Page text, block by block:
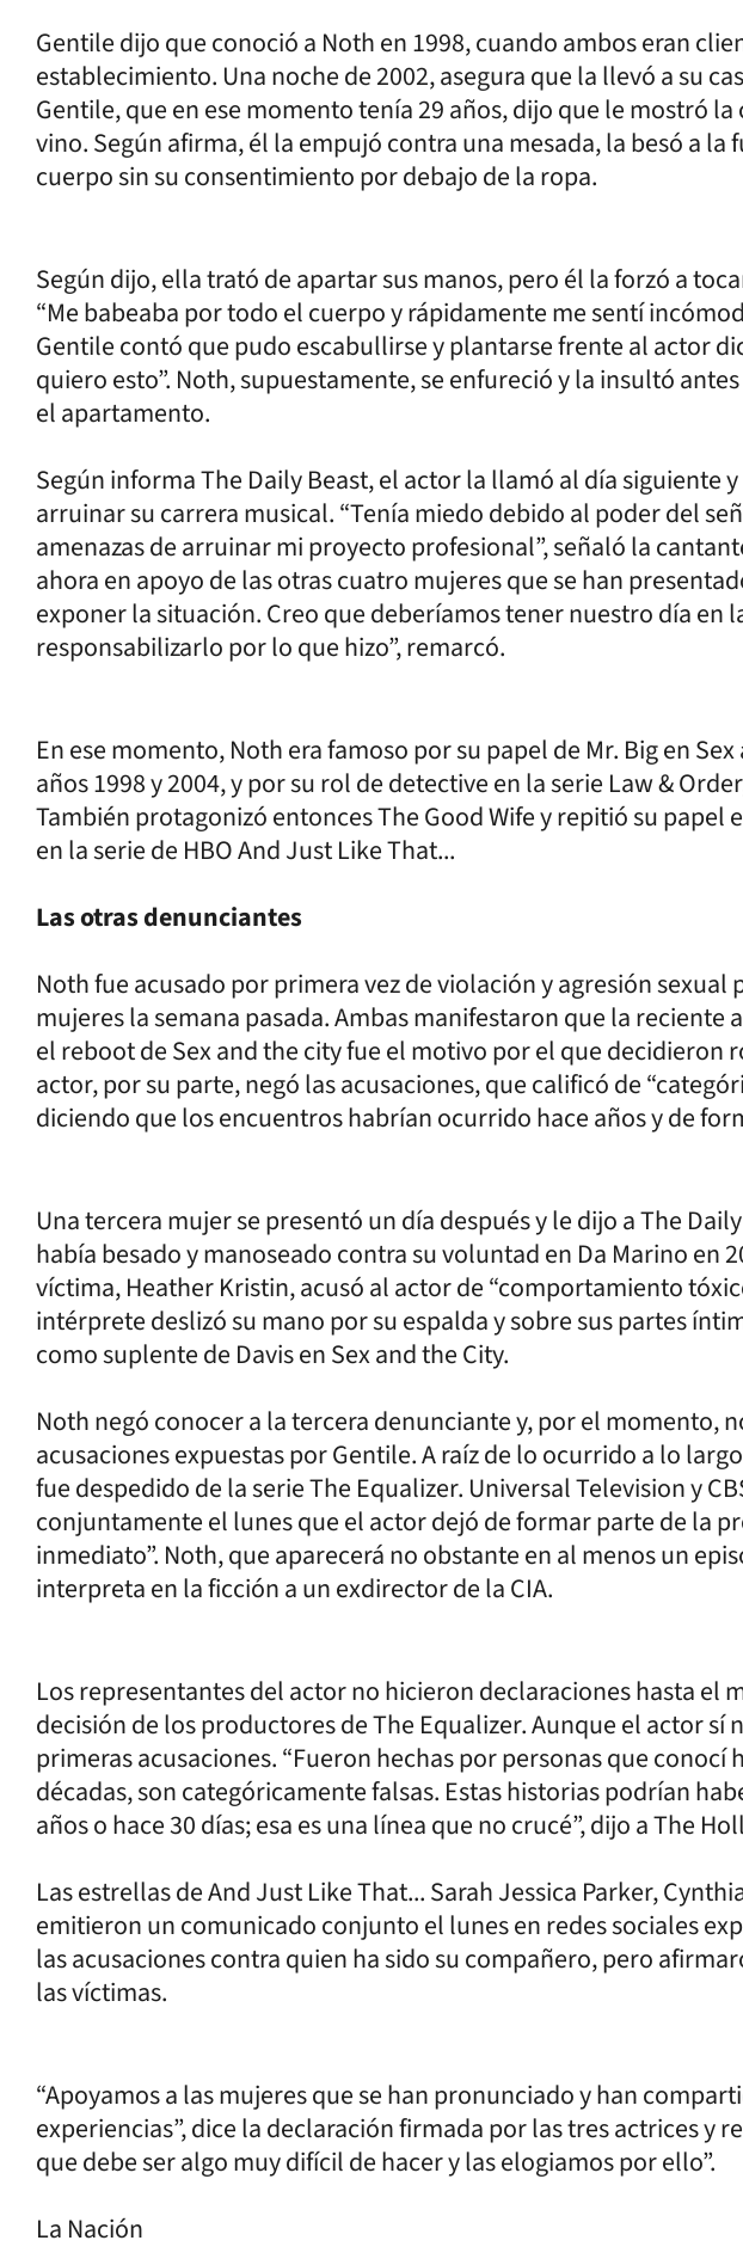
Gentile dijo que conoció a Noth en 1998, cuando ambos eran
establecimiento. Una noche de 2002, asegura que la llevó a su
Gentile, que en ese momento tenía 29 años, dijo que le mostró
vino. Según afirma, él la empujó contra una mesada, la besó a la
cuerpo sin su consentimiento por debajo de la ropa.
Según dijo, ella trató de apartar sus manos, pero él la forzó a
“Me babeaba por todo el cuerpo y rápidamente me sentí
Gentile contó que pudo escabullirse y plantarse frente al actor
quiero esto”. Noth, supuestamente, se enfureció y la insultó
el apartamento.
Según informa The Daily Beast, el actor la llamó al día siguiente
arruinar su carrera musical. “Tenía miedo debido al poder del
amenazas de arruinar mi proyecto profesional”, señaló la
ahora en apoyo de las otras cuatro mujeres que se han
exponer la situación. Creo que deberíamos tener nuestro día en
responsabilizarlo por lo que hizo”, remarcó.
En ese momento, Noth era famoso por su papel de Mr. Big en
años 1998 y 2004, y por su rol de detective en la serie Law &
También protagonizó entonces The Good Wife y repitió su papel
en la serie de HBO And Just Like That...
Las otras denunciantes
Noth fue acusado por primera vez de violación y agresión sexual
mujeres la semana pasada. Ambas manifestaron que la reciente
el reboot de Sex and the city fue el motivo por el que decidieron
actor, por su parte, negó las acusaciones, que calificó de
diciendo que los encuentros habrían ocurrido hace años y de
Una tercera mujer se presentó un día después y le dijo a The
había besado y manoseado contra su voluntad en Da Marino en
víctima, Heather Kristin, acusó al actor de “comportamiento
intérprete deslizó su mano por su espalda y sobre sus partes
como suplente de Davis en Sex and the City.
Noth negó conocer a la tercera denunciante y, por el momento,
acusaciones expuestas por Gentile. A raíz de lo ocurrido a lo
fue despedido de la serie The Equalizer. Universal Television y
conjuntamente el lunes que el actor dejó de formar parte de la
inmediato”. Noth, que aparecerá no obstante en al menos un
interpreta en la ficción a un exdirector de la CIA.
Los representantes del actor no hicieron declaraciones hasta el
decisión de los productores de The Equalizer. Aunque el actor sí
primeras acusaciones. “Fueron hechas por personas que conocí
décadas, son categóricamente falsas. Estas historias podrían
años o hace 30 días; esa es una línea que no crucé”, dijo a The
Las estrellas de And Just Like That... Sarah Jessica Parker,
emitieron un comunicado conjunto el lunes en redes sociales
las acusaciones contra quien ha sido su compañero, pero
las víctimas.
“Apoyamos a las mujeres que se han pronunciado y han
experiencias”, dice la declaración firmada por las tres actrices y
que debe ser algo muy difícil de hacer y las elogiamos por ello”.
La Nación